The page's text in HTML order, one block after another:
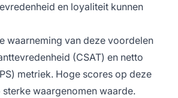
en loyaliteit kunnen
waarneming van deze voordelen
(CSAT) en netto
metriek. Hoge scores op deze
waargenomen waarde.